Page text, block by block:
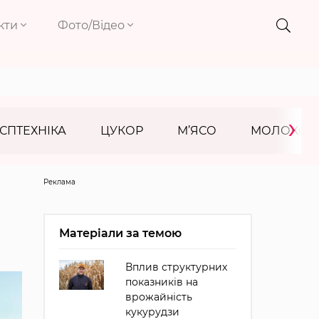
Фото/Відео
ЦУКОР М’ЯСО МОЛОКО
›
Реклама
Матеріали за темою
Вплив структурних
показників на
врожайність
кукурудзи